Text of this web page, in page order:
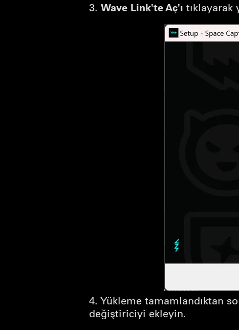
3. Wave Link'te Aç'ı tıklayarak
4. Yükleme tamamlandıktan
değiştiriciyi ekleyin.